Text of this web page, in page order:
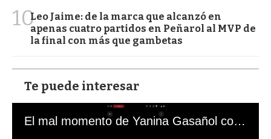
10Leo Jaime: de la marca que alcanzó en
apenas cuatro partidos en Peñarol al MVP de
la final con más que gambetas
Te puede interesar
El mal momento de Yanina Gasañol con un hincha argentino en "Subrayado"